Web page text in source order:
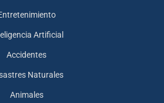
Artificial
Accidentes
Naturales
Animales